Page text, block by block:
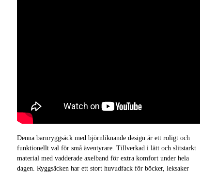
Denna barnryggsäck med björnliknande design är ett roligt och
funktionellt val för små äventyrare. Tillverkad i lätt och slitstarkt
material med vadderade axelband för extra komfort under hela
dagen. Ryggsäcken har ett stort huvudfack för böcker, leksaker